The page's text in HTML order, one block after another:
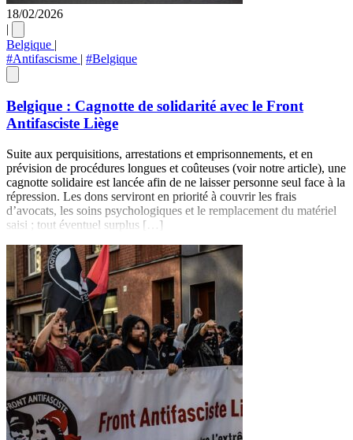
18/02/2026
|
Belgique |
#Antifascisme | #Belgique
Belgique : Cagnotte de solidarité avec le Front
Antifasciste Liège
Suite aux perquisitions, arrestations et emprisonnements, et en
prévision de procédures longues et coûteuses (voir notre article), une
cagnotte solidaire est lancée afin de ne laisser personne seul face à la
répression. Les dons serviront en priorité à couvrir les frais
d’avocats, les soins psychologiques et le remplacement du matériel
saisi ; tout éventuel surplus […]